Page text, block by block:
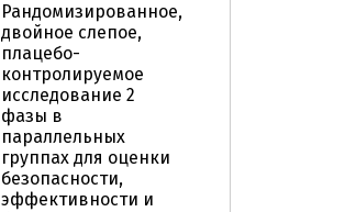
Рандомизированное,
двойное слепое,
плацебо-
контролируемое
исследование 2
фазы в
параллельных
группах для оценки
безопасности,
эффективности и